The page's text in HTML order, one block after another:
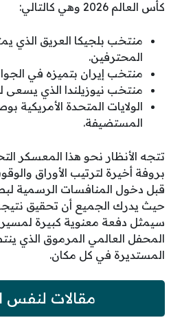
كأس العالم 2026 وهي كالتالي:
منتخب بلجيكا العريق الذي
المحترفين.
منتخب إيران بتميزه في
منتخب نيوزيلندا الذي يسعى
الولايات المتحدة الأمريكية
المستضيفة.
تتجه الأنظار نحو هذا المعسكر
بروفة أخيرة لترتيب الأوراق
حيث يدرك الجميع أن تحقيق نتيجة
سيمثل دفعة معنوية كبيرة
المحفل العالمي المرموق الذي
المستديرة في كل مكان.
مقالات لنفس